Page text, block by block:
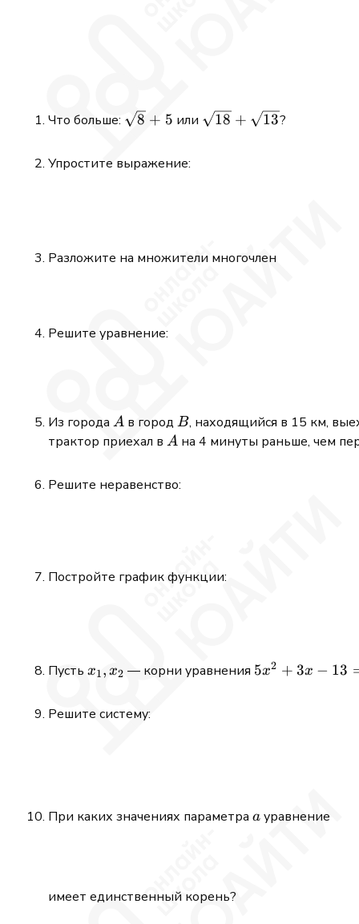
Что больше: \sqrt{8}
8 + 5 или \sqrt{18}
18 + 13?
Упростите выражение:
Разложите на множители многочлен
Решите уравнение:
Из города A
A в город B
B, находящийся в 15 км,
трактор приехал в A
A на 4 минуты раньше, чем
Решите неравенство:
Постройте график функции:
Пусть x_1,x_2
x1, x2 — корни уравнения 5x^2
5x2 + 3x − 13
Решите систему:
При каких значениях параметра a
a уравнение
имеет единственный корень?